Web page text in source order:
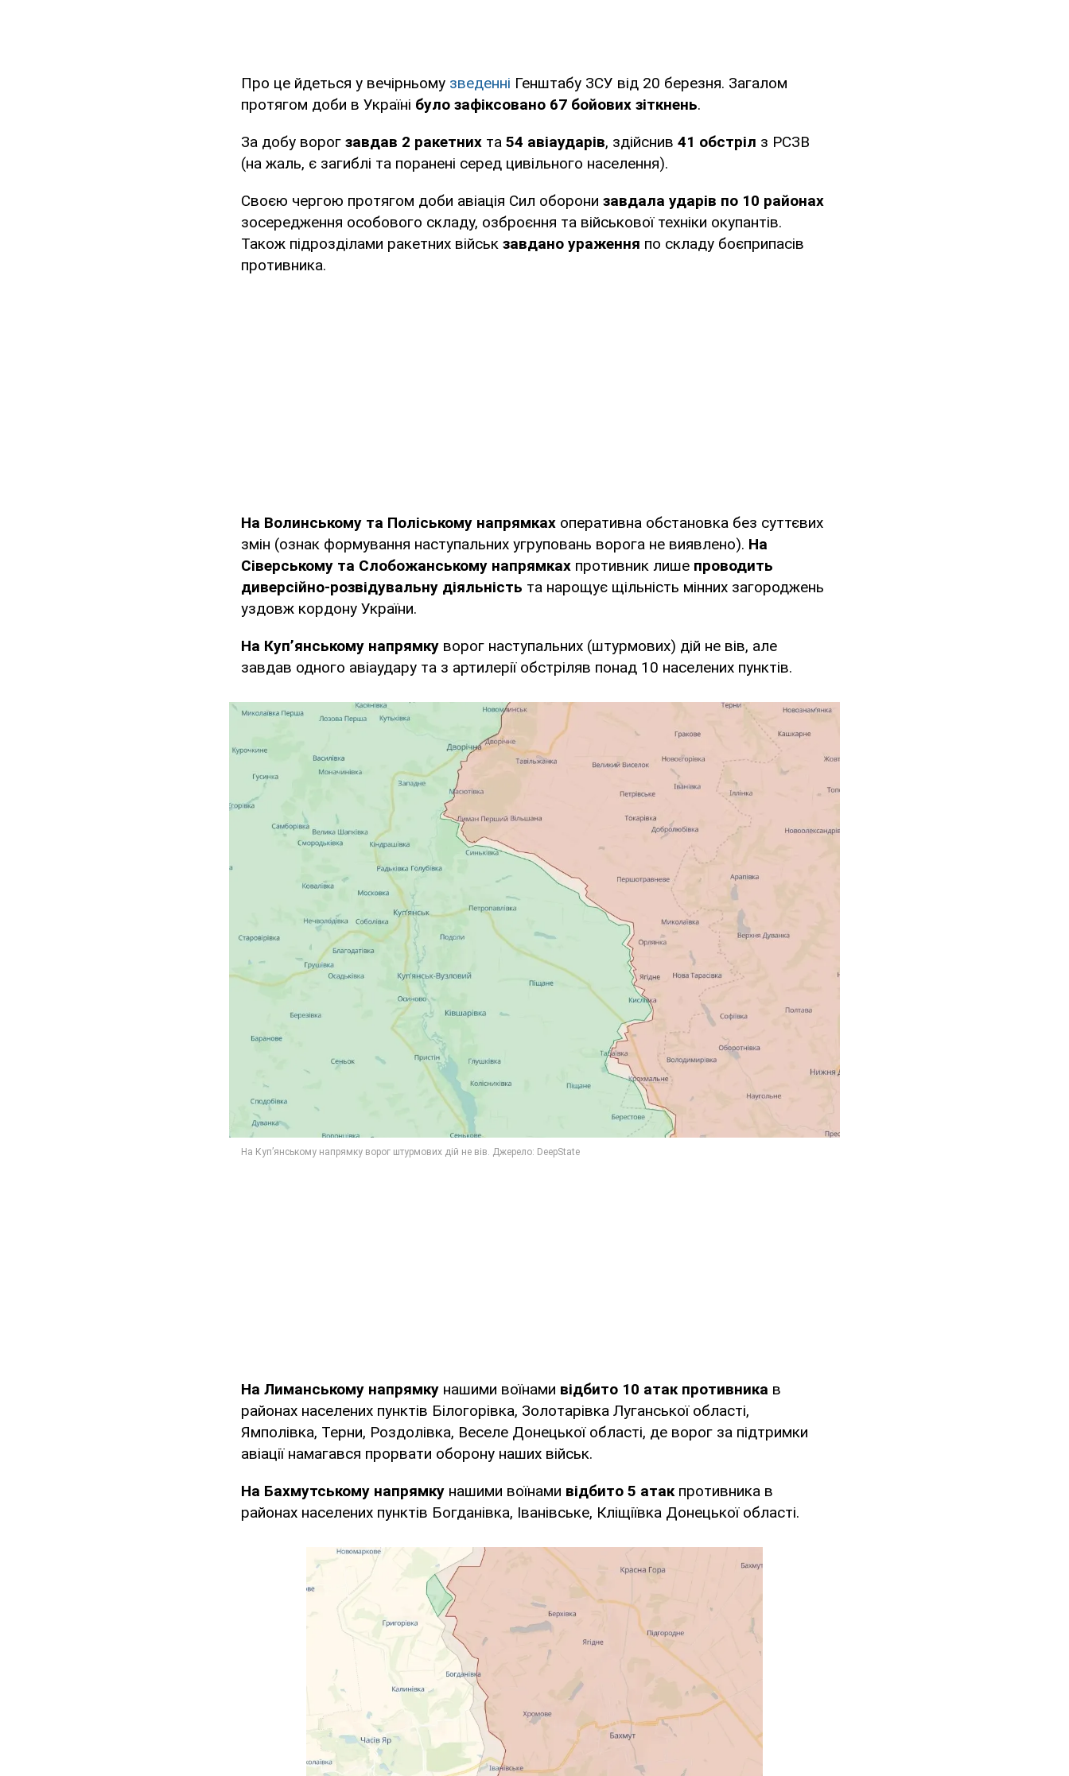
Про це йдеться у вечірньому зведенні Генштабу ЗСУ від 20 березня. Загалом
протягом доби в Україні було зафіксовано 67 бойових зіткнень.
За добу ворог завдав 2 ракетних та 54 авіаударів, здійснив 41 обстріл з РСЗВ
(на жаль, є загиблі та поранені серед цивільного населення).
Своєю чергою протягом доби авіація Сил оборони завдала ударів по 10 районах
зосередження особового складу, озброєння та військової техніки окупантів.
Також підрозділами ракетних військ завдано ураження по складу боєприпасів
противника.
На Волинському та Поліському напрямках оперативна обстановка без суттєвих
змін (ознак формування наступальних угруповань ворога не виявлено). На
Сіверському та Слобожанському напрямках противник лише проводить
диверсійно-розвідувальну діяльність та нарощує щільність мінних загороджень
уздовж кордону України.
На Куп’янському напрямку ворог наступальних (штурмових) дій не вів, але
завдав одного авіаудару та з артилерії обстріляв понад 10 населених пунктів.
На Лиманському напрямку нашими воїнами відбито 10 атак противника в
районах населених пунктів Білогорівка, Золотарівка Луганської області,
Ямполівка, Терни, Роздолівка, Веселе Донецької області, де ворог за підтримки
авіації намагався прорвати оборону наших військ.
На Бахмутському напрямку нашими воїнами відбито 5 атак противника в
районах населених пунктів Богданівка, Іванівське, Кліщіївка Донецької області.